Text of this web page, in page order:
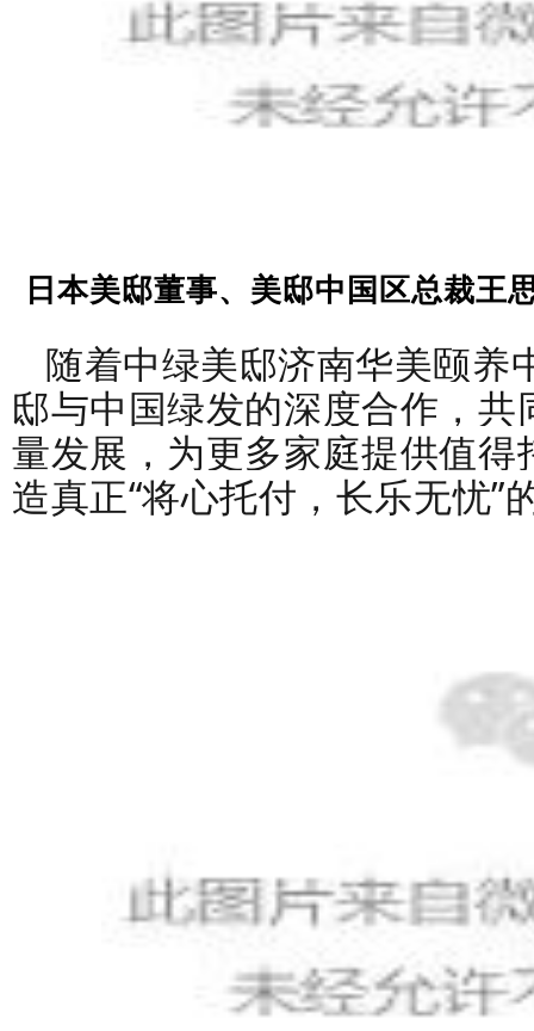
日本美邸董事、美邸中国区总裁王
随着中绿美邸济南华美颐养
邸与中国绿发的深度合作，
量发展，为更多家庭提供值得
造真正“将心托付，长乐无忧”